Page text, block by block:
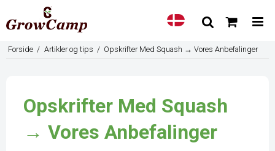
Forside / Artikler og tips / Opskrifter Med Squash → Vores Anbefalinger
Opskrifter Med Squash
→ Vores Anbefalinger